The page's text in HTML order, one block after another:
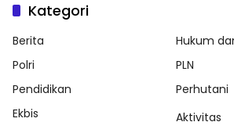
Kategori
Berita
Hukum
Polri
PLN
Pendidikan
Perhutani
Ekbis
Aktivitas